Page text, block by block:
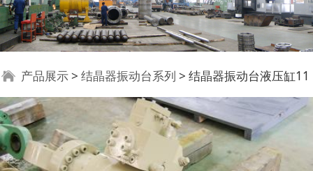
结晶器振动台液压缸11
产品展示> 结晶器振动台系列 > 结晶器振动台液压缸11